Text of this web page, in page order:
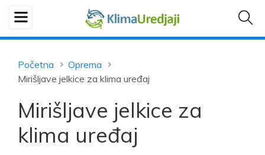
Početna
Oprema
Mirišljave jelkice za klima uređaj
Mirišljave jelkice za
klima uređaj